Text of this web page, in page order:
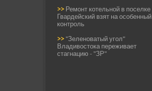
>> Ремонт котельной в поселке
Гвардейский взят на особенный
контроль
>> "Зеленоватый угол"
Владивостока переживает
стагнацию - "ЗР"